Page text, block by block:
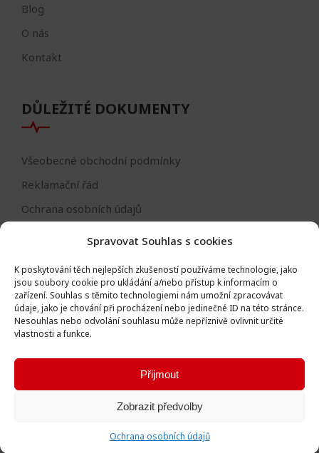
Spravovat Souhlas s cookies
K poskytování těch nejlepších zkušeností používáme technologie, jako
jsou soubory cookie pro ukládání a/nebo přístup k informacím o
zařízení. Souhlas s těmito technologiemi nám umožní zpracovávat
údaje, jako je chování při procházení nebo jedinečné ID na této stránce.
Nesouhlas nebo odvolání souhlasu může nepříznivě ovlivnit určité
vlastnosti a funkce.
Přijmout
Zobrazit předvolby
Ochrana osobních údajů
Blog
O nás
Kontakt
DŮLEŽITÉ DOKUMENTY
Všeobecné obchodní podmínky
Reklamační řád
Ochrana osobních údajů
Formulář - odstoupení od smlouvy
Odstoupení od smlouvy
Všechna práva vyhrazena © Igor Vlk - soukromá firma 2016 -
Vytvořila digitální agenturaAmetica